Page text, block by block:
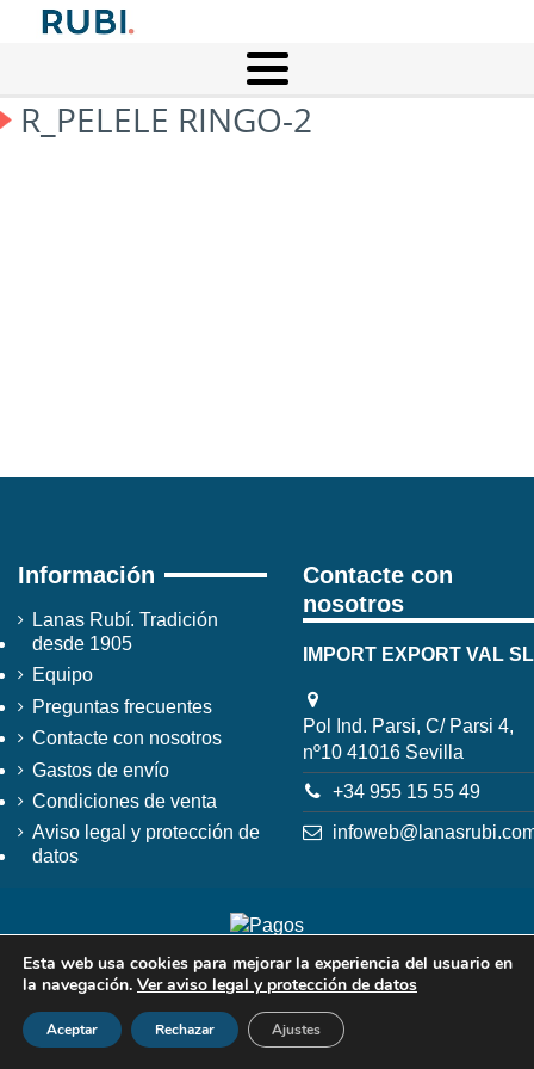
R_PELELE RINGO-2
Información
Lanas Rubí. Tradición
desde 1905
Equipo
Preguntas frecuentes
Contacte con nosotros
Gastos de envío
Condiciones de venta
Aviso legal y protección de
datos
Contacte con
nosotros
IMPORT EXPORT VAL SL
Pol Ind. Parsi, C/ Parsi 4,
nº10 41016 Sevilla
+34 955 15 55 49
Esta web usa cookies para mejorar la experiencia del usuario en
la navegación. Ver aviso legal y protección de datos
Aceptar Rechazar Ajustes